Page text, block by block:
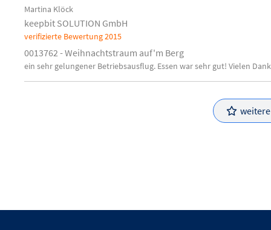
Martina Klöck
keepbit SOLUTION GmbH
verifizierte Bewertung2015
0013762 - Weihnachtstraum auf'm Berg
ein sehr gelungener Betriebsausflug. Essen war sehr gut! Vielen